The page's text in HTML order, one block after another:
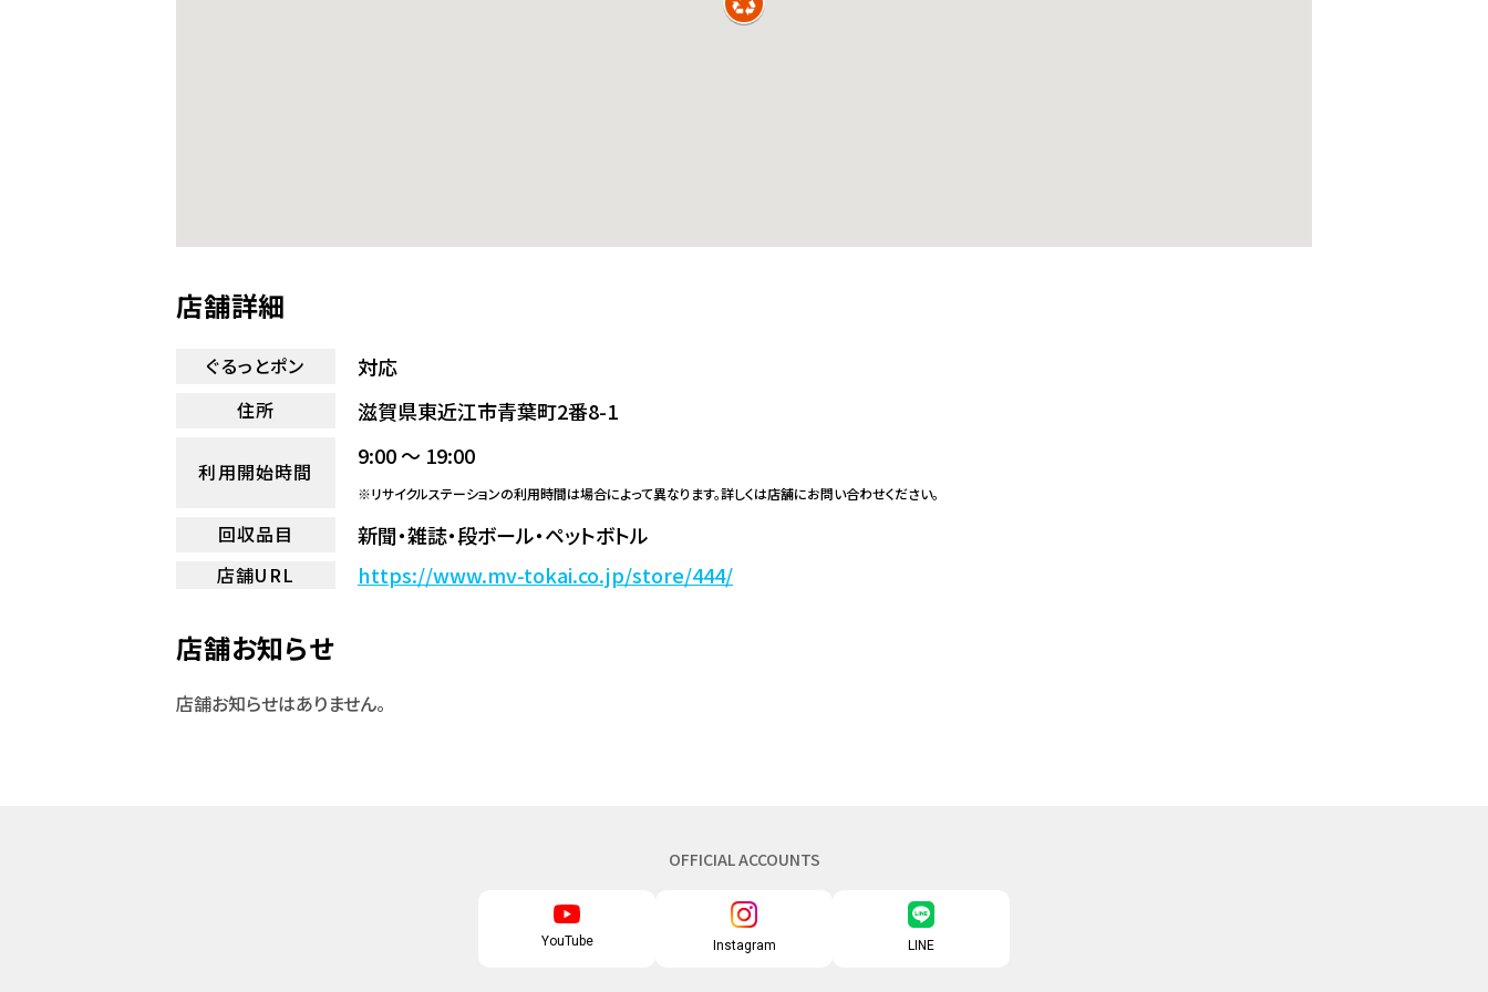
店舗詳細
ぐるっとポン 対応
住所 滋賀県東近江市青葉町2番8-1
利用開始時間
9:00 ～ 19:00
※リサイクルステーションの利用時間は場合によって異なります。詳しくは店舗にお問い合わせください。
回収品目 新聞・雑誌・段ボール・ペットボトル
店舗URL https://www.mv-tokai.co.jp/store/444/
店舗お知らせ
店舗お知らせはありません。
OFFICIAL ACCOUNTS
YouTube Instagram LINE